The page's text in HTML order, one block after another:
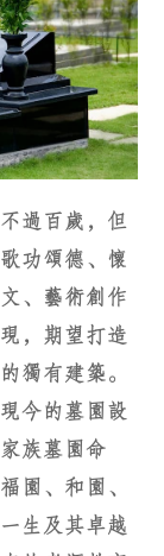
過百歲，但
功頌德、懷
、藝術創作
，期望打造
獨有建築。
今的墓園設
族墓園命
園、和園、
生及其卓越